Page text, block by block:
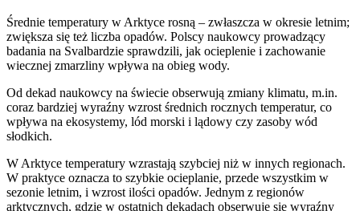
Średnie temperatury w Arktyce rosną – zwłaszcza w okresie letnim;
zwiększa się też liczba opadów. Polscy naukowcy prowadzący
badania na Svalbardzie sprawdzili, jak ocieplenie i zachowanie
wiecznej zmarzliny wpływa na obieg wody.
Od dekad naukowcy na świecie obserwują zmiany klimatu, m.in.
coraz bardziej wyraźny wzrost średnich rocznych temperatur, co
wpływa na ekosystemy, lód morski i lądowy czy zasoby wód
słodkich.
W Arktyce temperatury wzrastają szybciej niż w innych regionach.
W praktyce oznacza to szybkie ocieplanie, przede wszystkim w
sezonie letnim, i wzrost ilości opadów. Jednym z regionów
arktycznych, gdzie w ostatnich dekadach obserwuje się wyraźny